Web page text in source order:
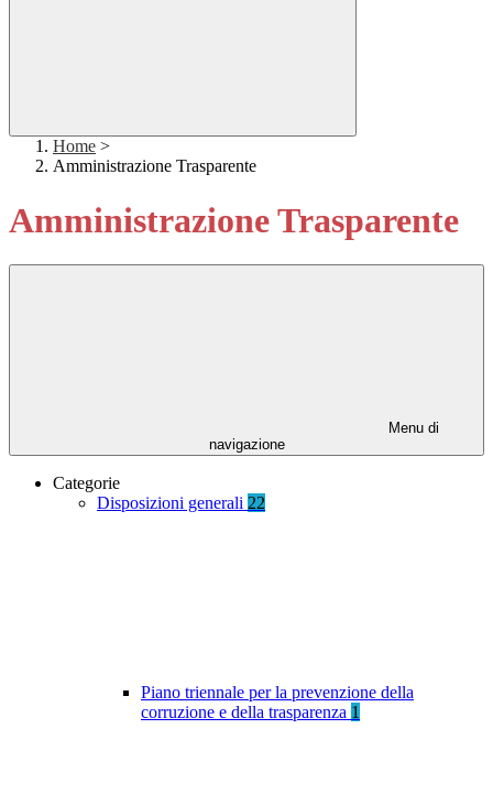
Home >
Amministrazione Trasparente
Amministrazione Trasparente
Menu di
navigazione
Categorie
Disposizioni generali 22
Piano triennale per la prevenzione della
corruzione e della trasparenza 1